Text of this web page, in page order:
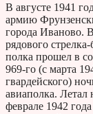
В августе 1941
армию
города Иваново.
рядового
полка прошел в
969-го (с марта
гвардейского)
авиаполка. Летал
феврале 1942